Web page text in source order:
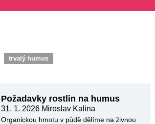
trvalý humus
Požadavky rostlin na humus
31. 1. 2026 Miroslav Kalina
Organickou hmotu v půdě dělíme na živnou